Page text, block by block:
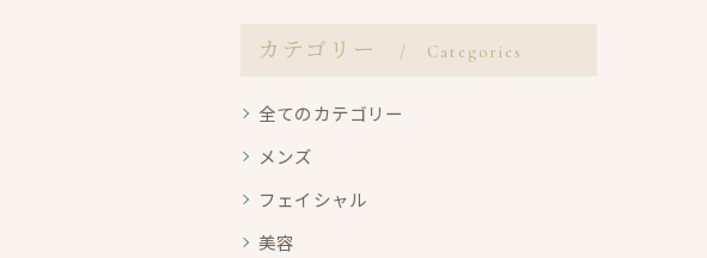
カテゴリー Categories
全てのカテゴリー
メンズ
フェイシャル
美容